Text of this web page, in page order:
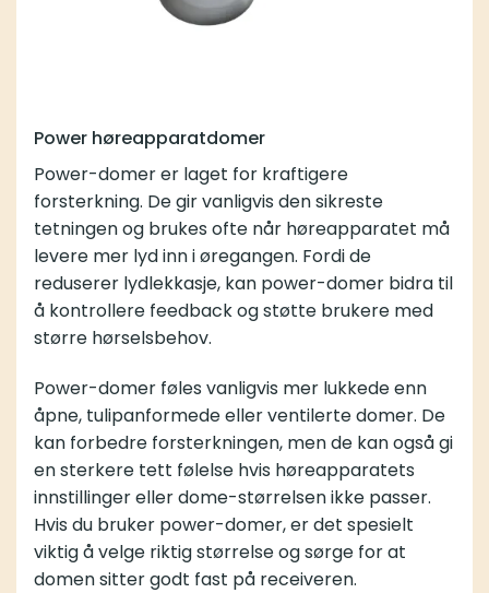
Power høreapparatdomer
Power-domer er laget for kraftigere
forsterkning. De gir vanligvis den sikreste
tetningen og brukes ofte når høreapparatet må
levere mer lyd inn i øregangen. Fordi de
reduserer lydlekkasje, kan power-domer bidra til
å kontrollere feedback og støtte brukere med
større hørselsbehov.
Power-domer føles vanligvis mer lukkede enn
åpne, tulipanformede eller ventilerte domer. De
kan forbedre forsterkningen, men de kan også gi
en sterkere tett følelse hvis høreapparatets
innstillinger eller dome-størrelsen ikke passer.
Hvis du bruker power-domer, er det spesielt
viktig å velge riktig størrelse og sørge for at
domen sitter godt fast på receiveren.